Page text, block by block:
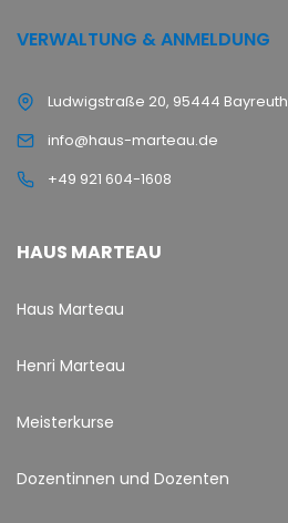
VERWALTUNG & ANMELDUNG
Ludwigstraße 20, 95444 Bayreuth
info@haus-marteau.de
+49 921 604-1608
HAUS MARTEAU
Haus Marteau
Henri Marteau
Meisterkurse
Dozentinnen und Dozenten